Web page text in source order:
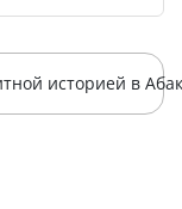
Показать еще займы с плохой